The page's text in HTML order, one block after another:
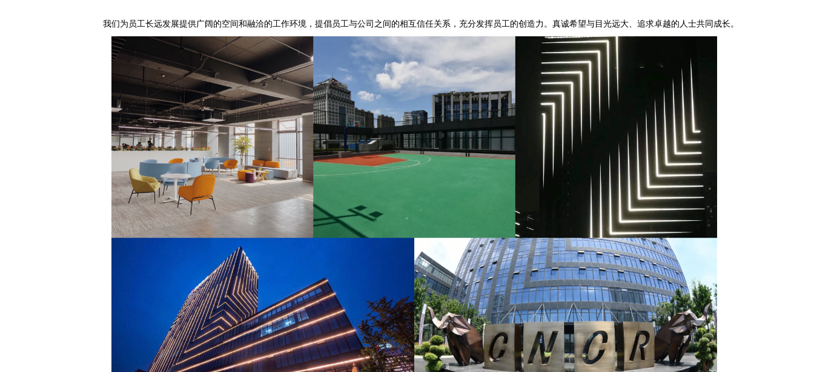
我们为员工长远发展提供广阔的空间和融洽的工作环境，提倡员工与公司之间的相互信任关系，充分发挥员工的创造力。真诚希望与目光远大、追求卓越的人士共同成长。